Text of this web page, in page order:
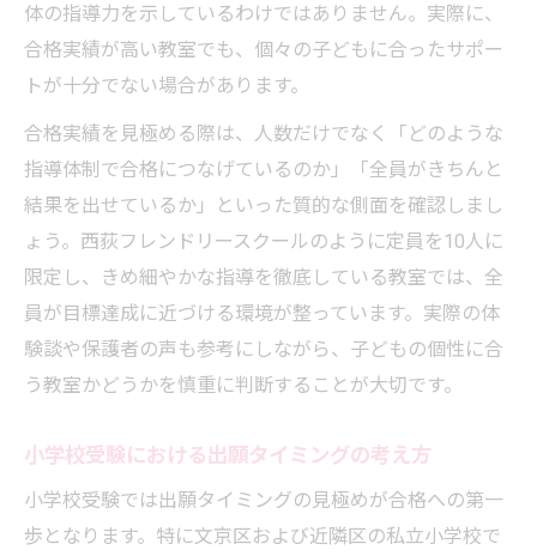
体の指導力を示しているわけではありません。実際に、
合格実績が高い教室でも、個々の子どもに合ったサポー
トが十分でない場合があります。
合格実績を見極める際は、人数だけでなく「どのような
指導体制で合格につなげているのか」「全員がきちんと
結果を出せているか」といった質的な側面を確認しまし
ょう。西荻フレンドリースクールのように定員を10人に
限定し、きめ細やかな指導を徹底している教室では、全
員が目標達成に近づける環境が整っています。実際の体
験談や保護者の声も参考にしながら、子どもの個性に合
う教室かどうかを慎重に判断することが大切です。
小学校受験における出願タイミングの考え方
小学校受験では出願タイミングの見極めが合格への第一
歩となります。特に文京区および近隣区の私立小学校で